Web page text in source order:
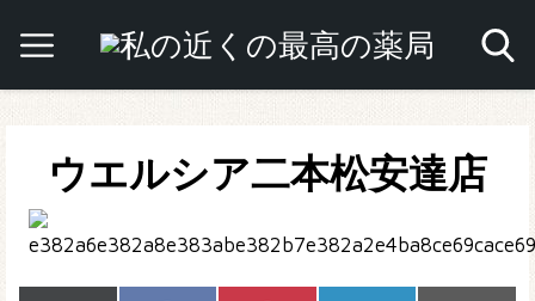
ウエルシア二本松安達店